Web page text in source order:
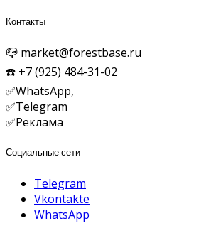
Контакты
📪 market@forestbase.ru
☎️ +7 (925) 484-31-02
✅WhatsApp,
✅Telegram
✅Реклама
Социальные сети
Telegram
Vkontakte
WhatsApp